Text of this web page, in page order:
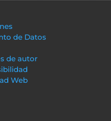
de Datos
de autor
Web